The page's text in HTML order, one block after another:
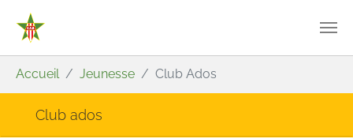
Accueil Jeunesse Club Ados
Club ados